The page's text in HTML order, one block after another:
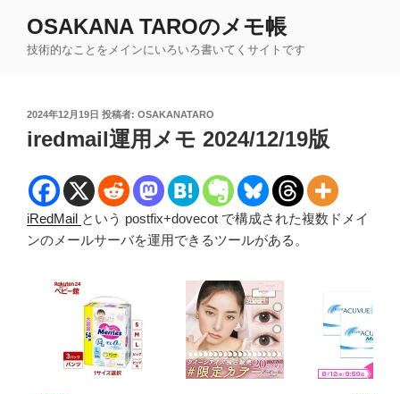
OSAKANA TAROのメモ帳
技術的なことをメインにいろいろ書いてくサイトです
投
稿
日:
2024年12月19日 投稿者: OSAKANATARO
iredmail運用メモ 2024/12/19版
iRedMail という postfix+dovecot で構成された複数ドメイ
ンのメールサーバを運用できるツールがある。